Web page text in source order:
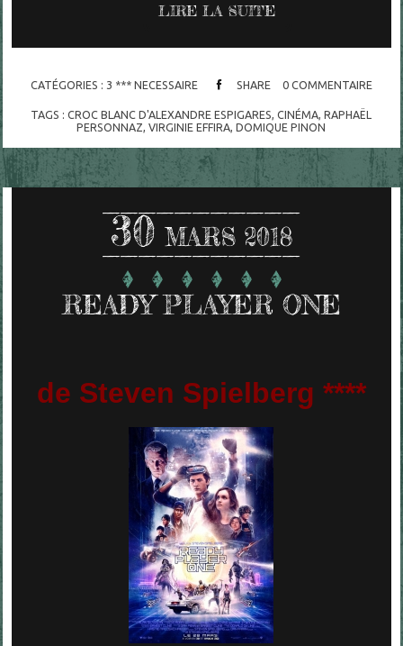
LIRE LA SUITE
CATÉGORIES : 3 *** NECESSAIRE SHARE 0 COMMENTAIRE
TAGS :CROC BLANC D'ALEXANDRE ESPIGARES ,CINÉMA ,RAPHAËL
PERSONNAZ ,VIRGINIE EFFIRA ,DOMIQUE PINON
30 MARS 2018
READY PLAYER ONE
de Steven Spielberg ****